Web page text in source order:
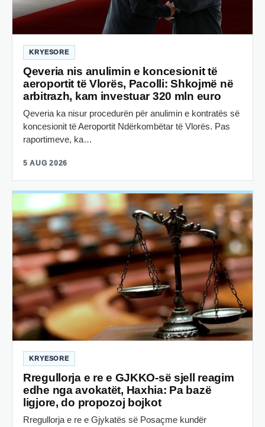
KRYESORE
Qeveria nis anulimin e koncesionit të
aeroportit të Vlorës, Pacolli: Shkojmë në
arbitrazh, kam investuar 320 mln euro
Qeveria ka nisur procedurën për anulimin e kontratës së
koncesionit të Aeroportit Ndërkombëtar të Vlorës. Pas
raportimeve, ka…
5 AUG 2026
KRYESORE
Rregullorja e re e GJKKO-së sjell reagim
edhe nga avokatët, Haxhia: Pa bazë
ligjore, do propozoj bojkot
Rregullorja e re e Gjykatës së Posaçme kundër